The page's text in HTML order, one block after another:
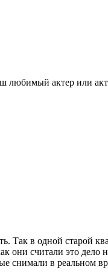
актер или
Так в одной старой
считали это дело
снимали в реальном